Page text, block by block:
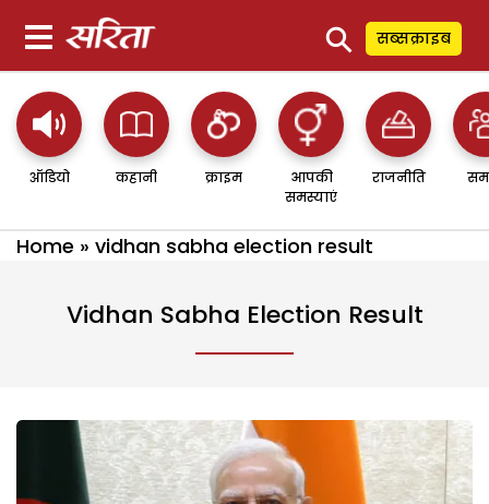
⚲ सब्सक्राइब
ऑडियो कहानी क्राइम
आपकी
समस्याएं
राजनीति
Home » vidhan sabha election result
Vidhan Sabha Election Result